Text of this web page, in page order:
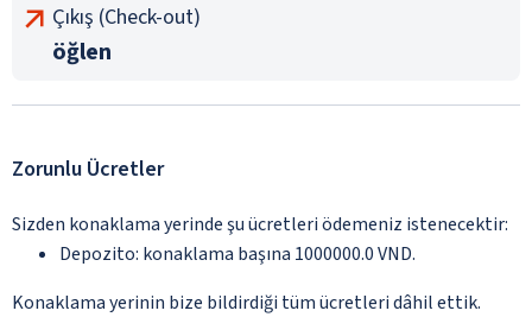
Çıkış (Check-out)
öğlen
Zorunlu Ücretler
Sizden konaklama yerinde şu ücretleri ödemeniz istenecektir:
Depozito: konaklama başına 1000000.0 VND.
Konaklama yerinin bize bildirdiği tüm ücretleri dâhil ettik.